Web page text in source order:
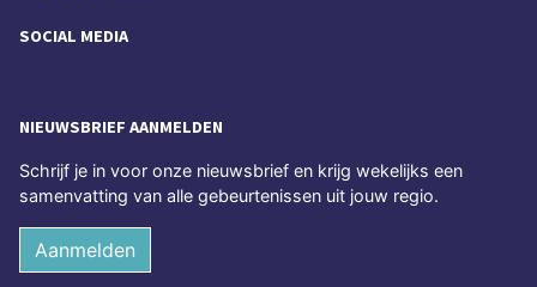
SOCIAL MEDIA
NIEUWSBRIEF AANMELDEN
Schrijf je in voor onze nieuwsbrief en krijg wekelijks een
samenvatting van alle gebeurtenissen uit jouw regio.
Aanmelden